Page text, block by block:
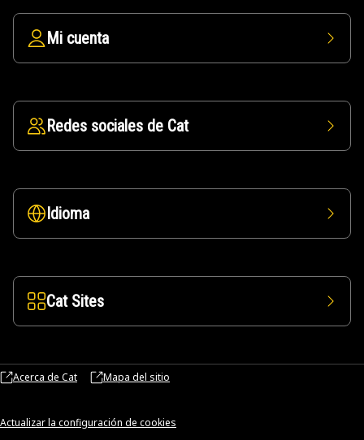
Mi cuenta
Redes sociales de Cat
Idioma
Cat Sites
Acerca de Cat Mapa del sitio
Actualizar la configuración de cookies